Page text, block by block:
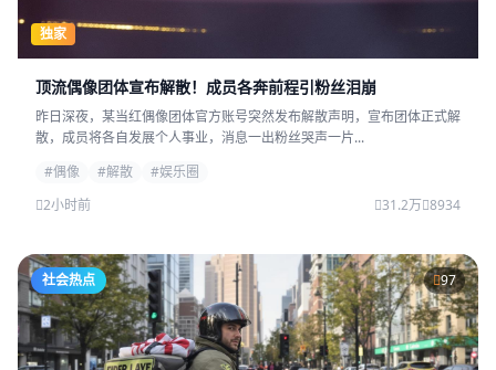
独家
顶流偶像团体宣布解散！成员各奔前程引粉丝泪崩
昨日深夜，某当红偶像团体官方账号突然发布解散声明，宣布团体正式解
散，成员将各自发展个人事业，消息一出粉丝哭声一片...
#偶像
#解散
#娱乐圈
2小时前
31.2万 8934
社会热点 97